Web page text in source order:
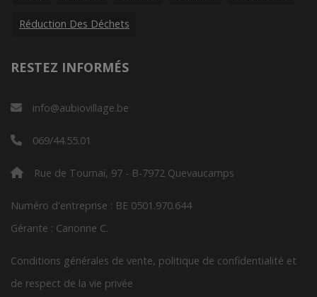
Réduction Des Déchets
RESTEZ INFORMÉS
info@aubiovillage.be
069/44.55.01
Rue de Tournai, 97 - B-7972 Quevaucamps
Numéro d'entreprise : BE 0501.970.644
Gérante : Canonne C.
Conditions générales de vente, politique de confidentialité et
de respect de la vie privée